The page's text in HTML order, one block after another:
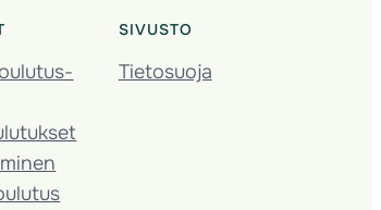
SIVUSTO
Tietosuoja